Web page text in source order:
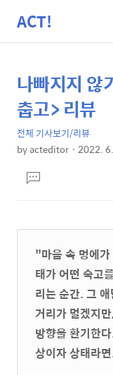
ACT!
상
세
컨
텐
본
문
제
목
나빠지지 않
춥고> 리뷰
전체 기사보기/리뷰
byacteditor 2022.
문댓
글
"마음 속 멍에
태가 어떤 숙고
리는 순간. 그
거리가 멀겠지
방향을 환기한
상이자 상태라